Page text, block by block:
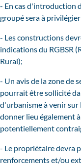
- En cas d'introduction
groupé sera à
- Les constructions
indications du RGBSR
Rural);
- Un avis de la zone de
pourrait être sollicité
d'urbanisme à venir
donner lieu également
potentiellement
- Le propriétaire devra
renforcements et/ou